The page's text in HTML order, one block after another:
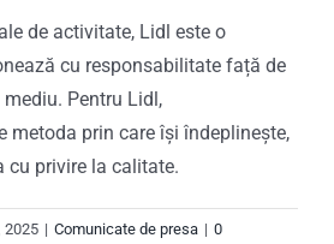
de activitate, Lidl este o
cu responsabilitate față de
Pentru Lidl,
metoda prin care își îndeplinește,
cu privire la calitate.
2025 | Comunicate de presa | 0